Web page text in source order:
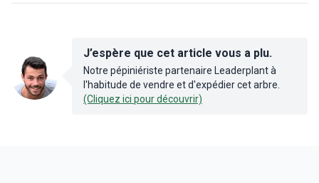
J’espère que cet article vous a plu.
Notre pépiniériste partenaire Leaderplant à
l'habitude de vendre et d'expédier cet arbre.
(Cliquez ici pour découvrir)